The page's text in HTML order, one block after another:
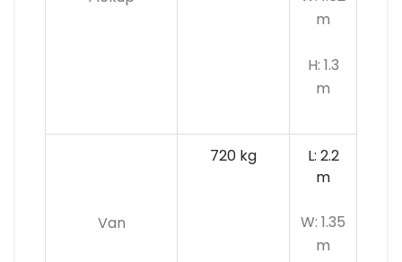
m
H: 1.3
m
Van
720 kg
L: 2.2
m
W: 1.35
m